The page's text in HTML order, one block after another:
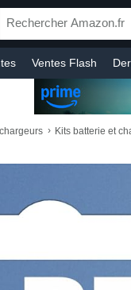
Ventes Flash
produits d’hygiène
gratuite Livres
› Kits batterie et